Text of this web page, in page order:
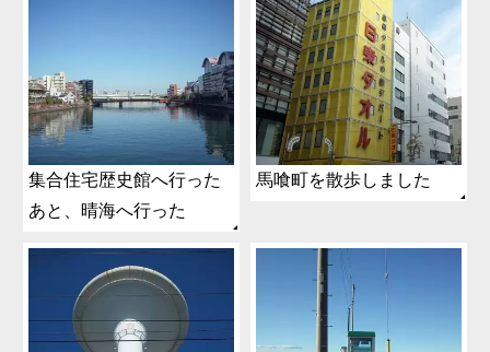
集合住宅歴史館へ行った
あと、晴海へ行った
馬喰町を散歩しました